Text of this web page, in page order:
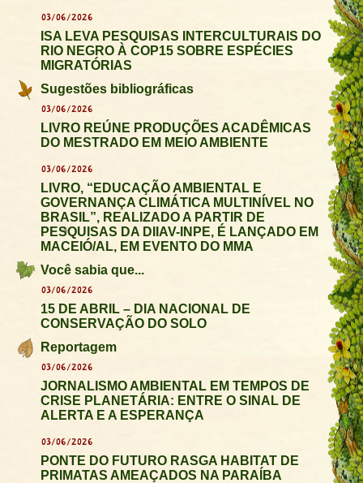
03/06/2026
ISA LEVA PESQUISAS INTERCULTURAIS DO
RIO NEGRO À COP15 SOBRE ESPÉCIES
MIGRATÓRIAS
Sugestões bibliográficas
03/06/2026
LIVRO REÚNE PRODUÇÕES ACADÊMICAS
DO MESTRADO EM MEIO AMBIENTE
03/06/2026
LIVRO, “EDUCAÇÃO AMBIENTAL E
GOVERNANÇA CLIMÁTICA MULTINÍVEL NO
BRASIL”, REALIZADO A PARTIR DE
PESQUISAS DA DIIAV-INPE, É LANÇADO EM
MACEIÓ/AL, EM EVENTO DO MMA
Você sabia que...
03/06/2026
15 DE ABRIL – DIA NACIONAL DE
CONSERVAÇÃO DO SOLO
Reportagem
03/06/2026
JORNALISMO AMBIENTAL EM TEMPOS DE
CRISE PLANETÁRIA: ENTRE O SINAL DE
ALERTA E A ESPERANÇA
03/06/2026
PONTE DO FUTURO RASGA HABITAT DE
PRIMATAS AMEAÇADOS NA PARAÍBA